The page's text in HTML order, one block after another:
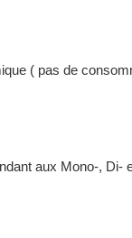
( pas de
aux Mono-, Di-